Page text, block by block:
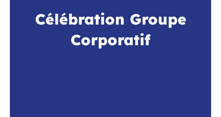
Célébration Groupe
Corporatif